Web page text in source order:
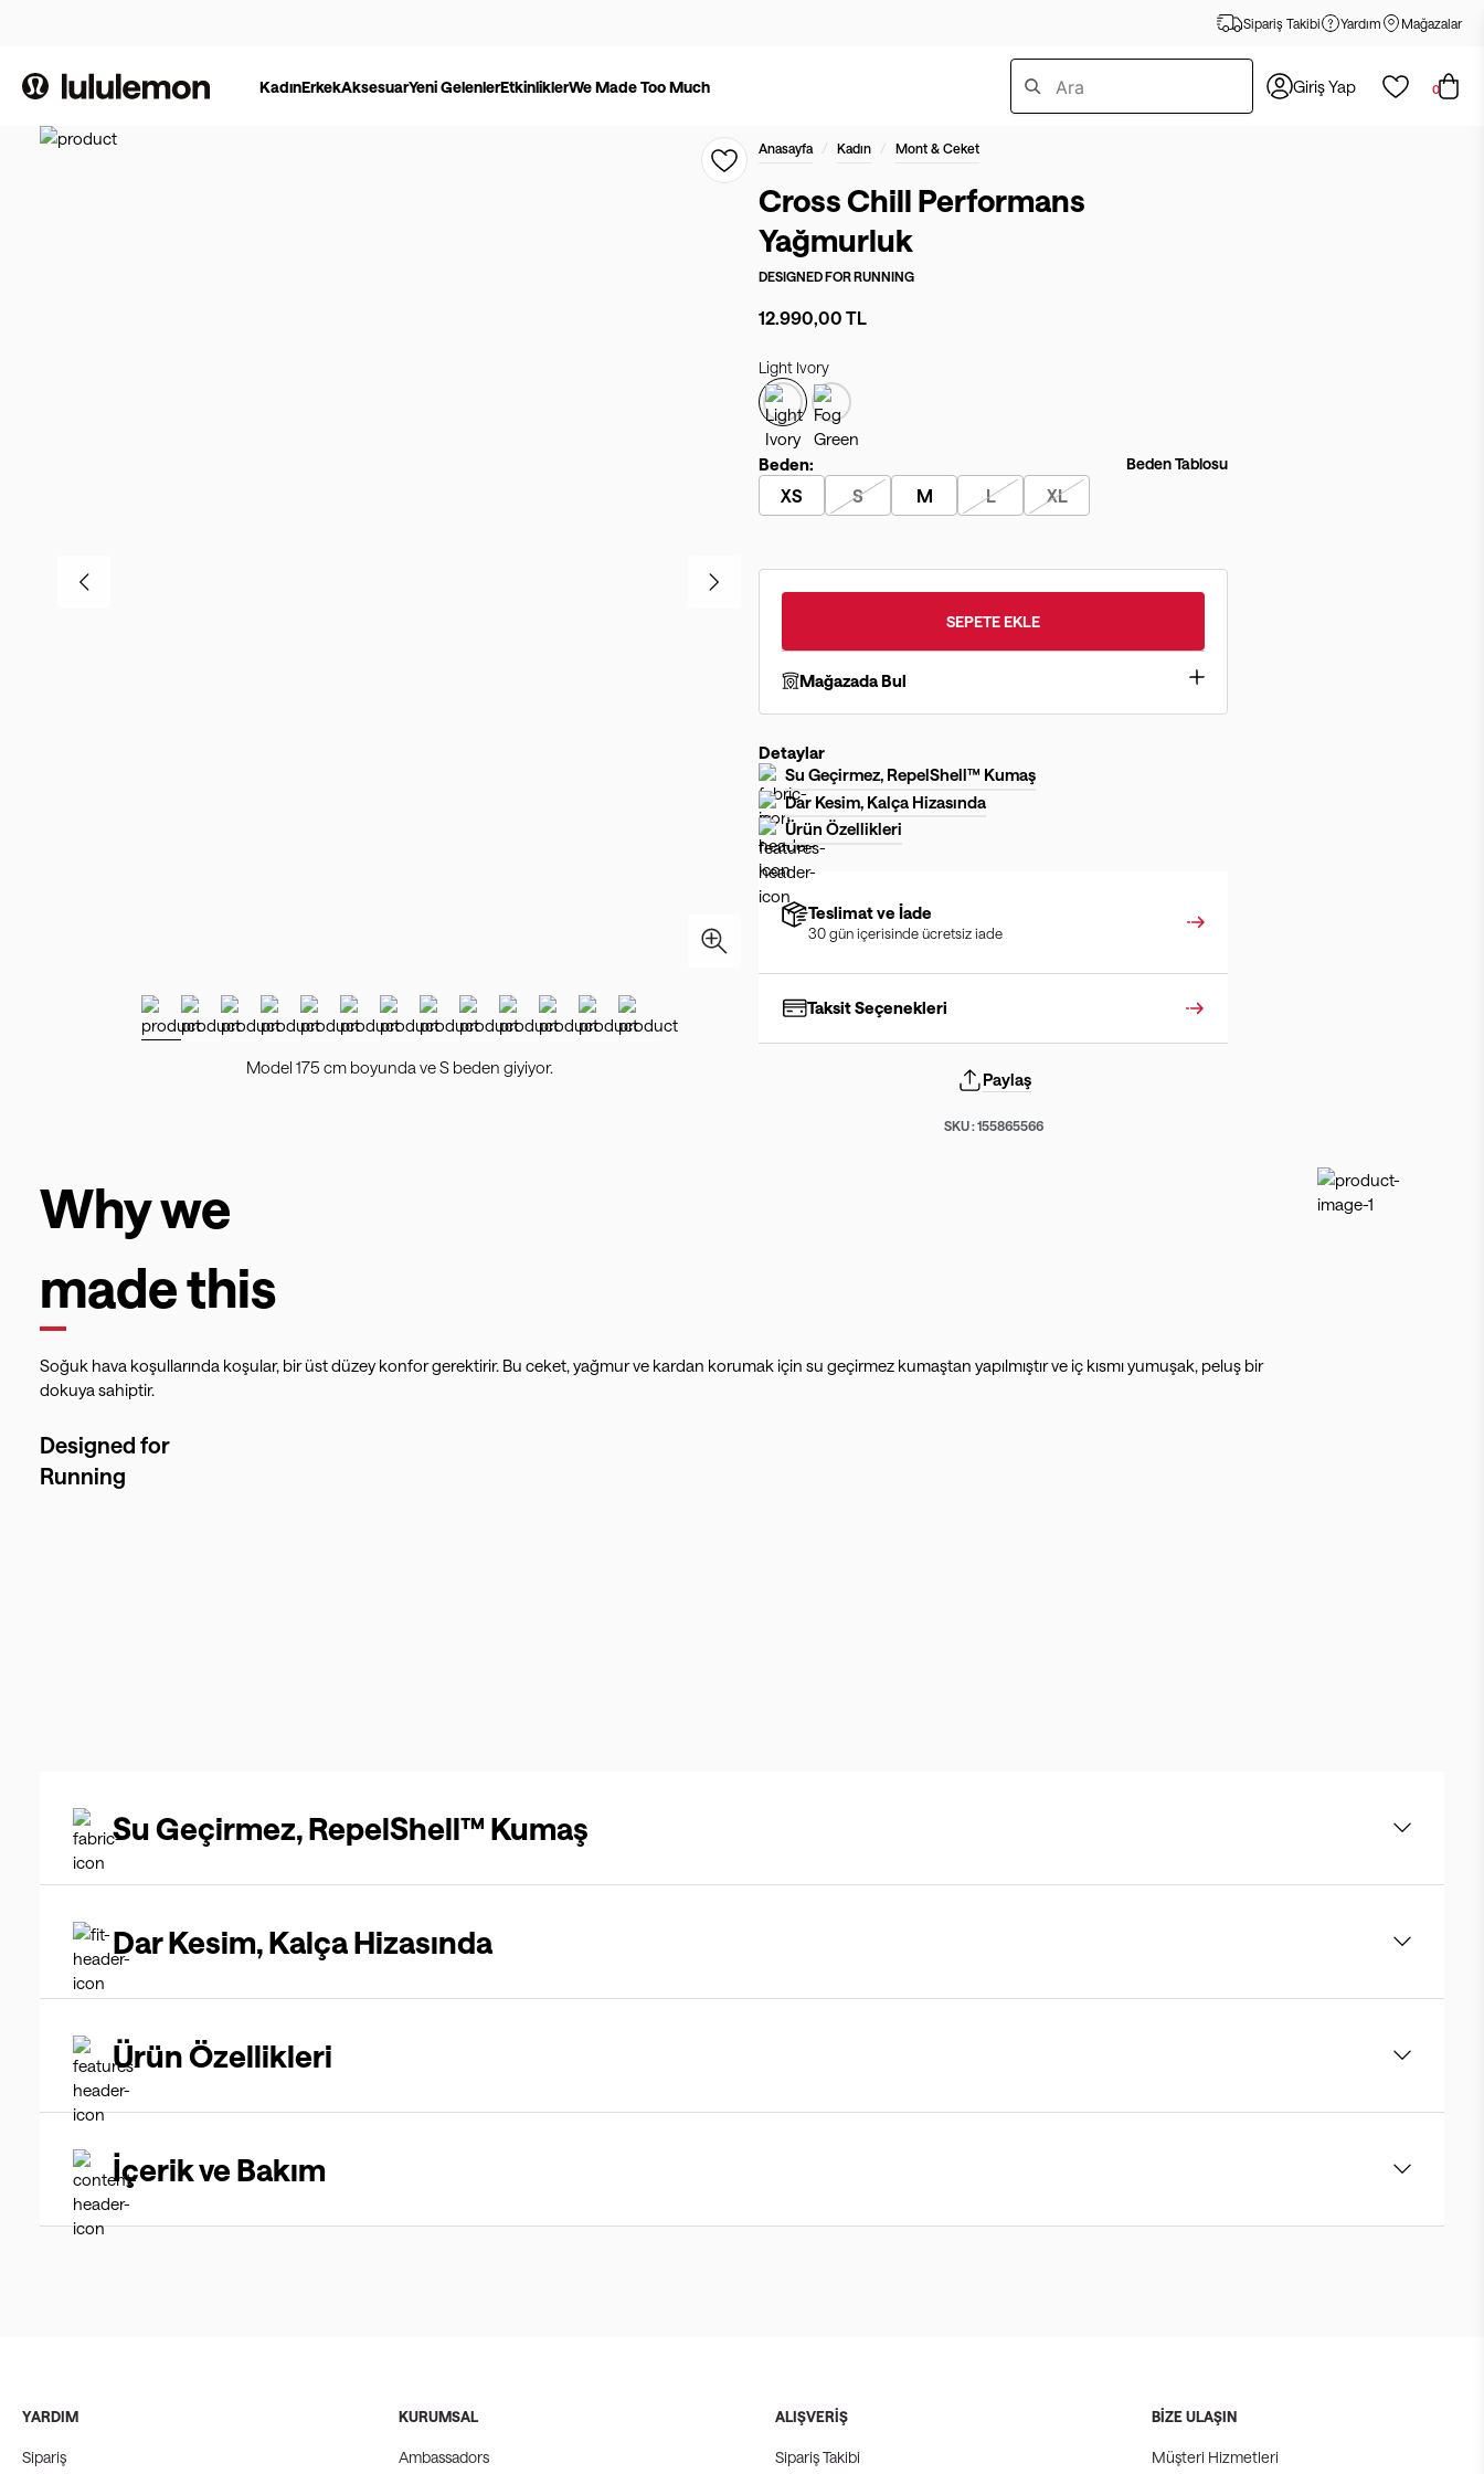
Sipariş Takibi Yardım Mağazalar
KadınErkekAksesuarYeni GelenlerEtkinliklerWe Made Too Much Giriş Yap 0
Model 175 cm boyunda ve S beden giyiyor.
Anasayfa / Kadın / Mont & Ceket
Cross Chill Performans
Yağmurluk
DESIGNED FORRUNNING
12.990,00 TL
Light Ivory
Beden: Beden Tablosu
XS S M L XL
SEPETE EKLE
Mağazada Bul
Detaylar
Su Geçirmez, RepelShell™ Kumaş
Dar Kesim, Kalça Hizasında
Ürün Özellikleri
Teslimat ve İade
30 gün içerisinde ücretsiz iade
Taksit Seçenekleri
Paylaş
SKU :155865566
Why we
made this
Soğuk hava koşullarında koşular, bir üst düzey konfor gerektirir. Bu ceket, yağmur ve kardan korumak için su geçirmez kumaştan yapılmıştır ve iç kısmı yumuşak, peluş bir
dokuya sahiptir.
Designed for
Running
Su Geçirmez, RepelShell™ Kumaş
Dar Kesim, Kalça Hizasında
Ürün Özellikleri
İçerik ve Bakım
YARDIM
Sipariş
KURUMSAL
Ambassadors
ALIŞVERİŞ
Sipariş Takibi
BİZE ULAŞIN
Müşteri Hizmetleri